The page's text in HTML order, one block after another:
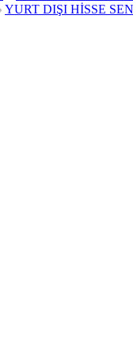
YURT DIŞI HİSSE